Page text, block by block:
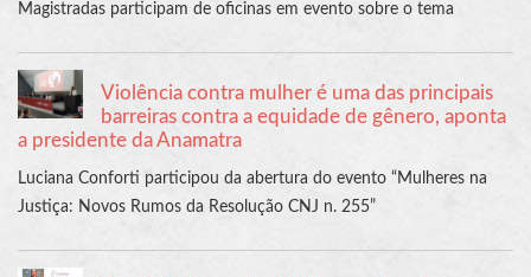
Magistradas participam de oficinas em evento sobre o tema
Violência contra mulher é uma das principais
barreiras contra a equidade de gênero, aponta
a presidente da Anamatra
Luciana Conforti participou da abertura do evento “Mulheres na
Justiça: Novos Rumos da Resolução CNJ n. 255”